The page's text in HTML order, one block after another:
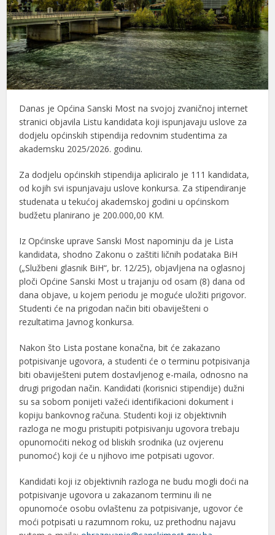
Danas jeOpćina Sanski Most na svojoj zvaničnoj internet
stranici objavila Listu kandidata koji ispunjavaju uslove za
dodjelu općinskih stipendija redovnim studentima za
akademsku 2025/2026. godinu.
Za dodjelu općinskih stipendija apliciralo je 111 kandidata,
od kojih svi ispunjavaju uslove konkursa. Za stipendiranje
studenata u tekućoj akademskoj godini u općinskom
budžetu planirano je 200.000,00 KM.
Iz Općinske uprave Sanski Most napominju da je Lista
kandidata, shodno Zakonu o zaštiti ličnih podataka BiH
(„Službeni glasnik BiH“, br. 12/25), objavljena na oglasnoj
ploči Općine Sanski Most u trajanju od osam (8) dana od
dana objave, u kojem periodu je moguće uložiti prigovor.
Studenti će na prigodan način biti obaviješteni o
rezultatima Javnog konkursa.
Nakon što Lista postane konačna, bit će zakazano
potpisivanje ugovora, a studenti će o terminu potpisivanja
biti obaviješteni putem dostavljenog e-maila, odnosno na
drugi prigodan način. Kandidati (korisnici stipendije) dužni
su sa sobom ponijeti važeći identifikacioni dokument i
kopiju bankovnog računa. Studenti koji iz objektivnih
razloga ne mogu pristupiti potpisivanju ugovora trebaju
opunomoćiti nekog od bliskih srodnika (uz ovjerenu
punomoć) koji će u njihovo ime potpisati ugovor.
Kandidati koji iz objektivnih razloga ne budu mogli doći na
potpisivanje ugovora u zakazanom terminu ili ne
opunomoće osobu ovlaštenu za potpisivanje, ugovor će
moći potpisati u razumnom roku, uz prethodnu najavu